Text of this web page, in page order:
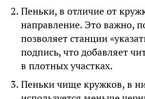
Пеньки, в отличие от
направление. Это важно,
позволяет станции
подпись, что добавляет
в плотных участках.
Пеньки чище кружков, в